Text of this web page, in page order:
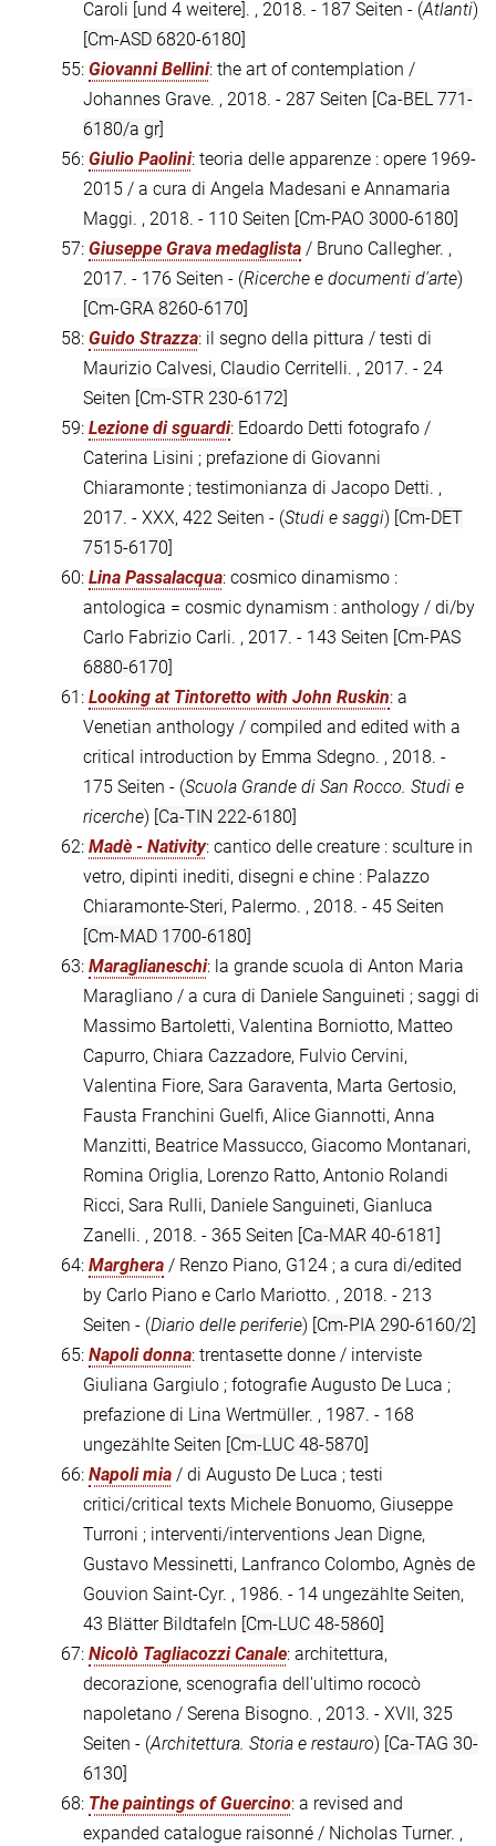
Caroli [und 4 weitere]. , 2018. - 187 Seiten - (Atlanti)
[Cm-ASD 6820-6180]
55: Giovanni Bellini: the art of contemplation /
Johannes Grave. , 2018. - 287 Seiten [Ca-BEL 771-
6180/a gr]
56: Giulio Paolini: teoria delle apparenze : opere 1969-
2015 / a cura di Angela Madesani e Annamaria
Maggi. , 2018. - 110 Seiten [Cm-PAO 3000-6180]
57: Giuseppe Grava medaglista / Bruno Callegher. ,
2017. - 176 Seiten - (Ricerche e documenti d'arte)
[Cm-GRA 8260-6170]
58: Guido Strazza: il segno della pittura / testi di
Maurizio Calvesi, Claudio Cerritelli. , 2017. - 24
Seiten [Cm-STR 230-6172]
59: Lezione di sguardi: Edoardo Detti fotografo /
Caterina Lisini ; prefazione di Giovanni
Chiaramonte ; testimonianza di Jacopo Detti. ,
2017. - XXX, 422 Seiten - (Studi e saggi) [Cm-DET
7515-6170]
60: Lina Passalacqua: cosmico dinamismo :
antologica = cosmic dynamism : anthology / di/by
Carlo Fabrizio Carli. , 2017. - 143 Seiten [Cm-PAS
6880-6170]
61: Looking at Tintoretto with John Ruskin: a
Venetian anthology / compiled and edited with a
critical introduction by Emma Sdegno. , 2018. -
175 Seiten - (Scuola Grande di San Rocco. Studi e
ricerche) [Ca-TIN 222-6180]
62: Madè - Nativity: cantico delle creature : sculture in
vetro, dipinti inediti, disegni e chine : Palazzo
Chiaramonte-Steri, Palermo. , 2018. - 45 Seiten
[Cm-MAD 1700-6180]
63: Maraglianeschi: la grande scuola di Anton Maria
Maragliano / a cura di Daniele Sanguineti ; saggi di
Massimo Bartoletti, Valentina Borniotto, Matteo
Capurro, Chiara Cazzadore, Fulvio Cervini,
Valentina Fiore, Sara Garaventa, Marta Gertosio,
Fausta Franchini Guelfi, Alice Giannotti, Anna
Manzitti, Beatrice Massucco, Giacomo Montanari,
Romina Origlia, Lorenzo Ratto, Antonio Rolandi
Ricci, Sara Rulli, Daniele Sanguineti, Gianluca
Zanelli. , 2018. - 365 Seiten [Ca-MAR 40-6181]
64: Marghera / Renzo Piano, G124 ; a cura di/edited
by Carlo Piano e Carlo Mariotto. , 2018. - 213
Seiten - (Diario delle periferie) [Cm-PIA 290-6160/2]
65: Napoli donna: trentasette donne / interviste
Giuliana Gargiulo ; fotografie Augusto De Luca ;
prefazione di Lina Wertmüller. , 1987. - 168
ungezählte Seiten [Cm-LUC 48-5870]
66: Napoli mia / di Augusto De Luca ; testi
critici/critical texts Michele Bonuomo, Giuseppe
Turroni ; interventi/interventions Jean Digne,
Gustavo Messinetti, Lanfranco Colombo, Agnès de
Gouvion Saint-Cyr. , 1986. - 14 ungezählte Seiten,
43 Blätter Bildtafeln [Cm-LUC 48-5860]
67: Nicolò Tagliacozzi Canale: architettura,
decorazione, scenografia dell'ultimo rococò
napoletano / Serena Bisogno. , 2013. - XVII, 325
Seiten - (Architettura. Storia e restauro) [Ca-TAG 30-
6130]
68: The paintings of Guercino: a revised and
expanded catalogue raisonné / Nicholas Turner. ,